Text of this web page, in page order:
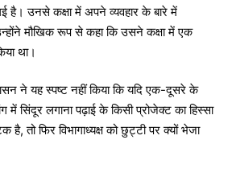
है। उनसे कक्षा में अपने व्यवहार के बारे में
मौखिक रूप से कहा कि उसने कक्षा में एक
था।
ने यह स्पष्ट नहीं किया कि यदि एक-दूसरे के
में सिंदूर लगाना पढ़ाई के किसी प्रोजेक्ट का हिस्सा
है, तो फिर विभागाध्यक्ष को छुट्टी पर क्यों भेजा